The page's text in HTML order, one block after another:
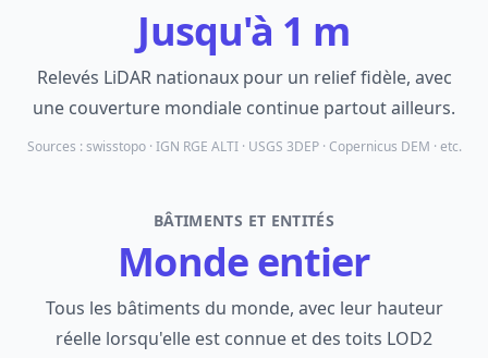
Jusqu'à 1 m
Relevés LiDAR nationaux pour un relief fidèle, avec
une couverture mondiale continue partout ailleurs.
Sources : swisstopo · IGN RGE ALTI · USGS 3DEP · Copernicus DEM · etc.
BÂTIMENTS ET ENTITÉS
Monde entier
Tous les bâtiments du monde, avec leur hauteur
réelle lorsqu'elle est connue et des toits LOD2